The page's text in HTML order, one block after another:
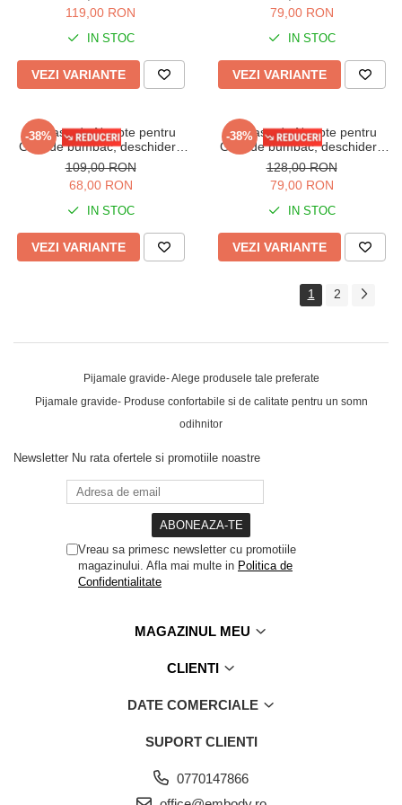
119,00 RON
IN STOC
VEZI VARIANTE
79,00 RON
IN STOC
VEZI VARIANTE
-38%
Camasa de Noapte pentru
Gravide bumbac, deschidere
pentru Alaptare negru/gri 3177
109,00 RON
68,00 RON
IN STOC
VEZI VARIANTE
-38%
Camasa de Noapte pentru
Gravide bumbac, deschidere
pentru Alaptare,1139 corai
128,00 RON
79,00 RON
IN STOC
VEZI VARIANTE
1 2
Pijamale gravide- Alege produsele tale preferate
Pijamale gravide- Produse confortabile si de calitate pentru un somn
odihnitor
Newsletter Nu rata ofertele si promotiile noastre
Vreau sa primesc newsletter cu promotiile
magazinului. Afla mai multe in Politica de
Confidentialitate
MAGAZINUL MEU
CLIENTI
DATE COMERCIALE
SUPORT CLIENTI
0770147866